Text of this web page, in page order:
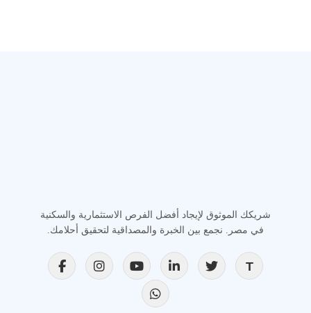
شريكك الموثوق لإيجاد أفضل الفرص الاستثمارية والسكنية
في مصر. نجمع بين الخبرة والمصداقية لتحقيق أحلامك.